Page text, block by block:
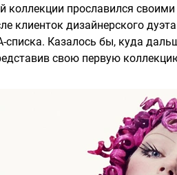
коллекции прославился
клиенток дизайнерского дуэта
списка. Казалось бы, куда
свою первую